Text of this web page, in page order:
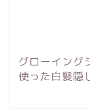
グローイング
使った白髪隠